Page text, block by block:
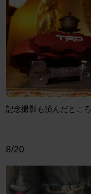
記念撮影も済んだとこ
8/20